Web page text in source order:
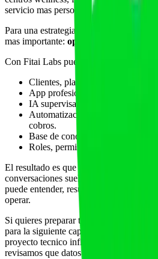
servicio mas personalizado sin ahogarse
Para una estrategia MCP y agentes de
mas importante: operacion centralizada
Con Fitai Labs puedes ordenar:
Clientes, planes, adherencia y
App profesional para el cliente.
IA supervisada para borradores y
Automatizaciones de captacion,
cobros.
Base de conocimiento del metodo.
Roles, permisos y trazabilidad.
El resultado es que tu negocio deja de
conversaciones sueltas y se convierte
puede entender, resumir y, con los
operar.
Si quieres preparar tu gimnasio,
para la siguiente capa de agentes de IA
proyecto tecnico infinito,
agenda una
revisamos que datos y acciones tendria